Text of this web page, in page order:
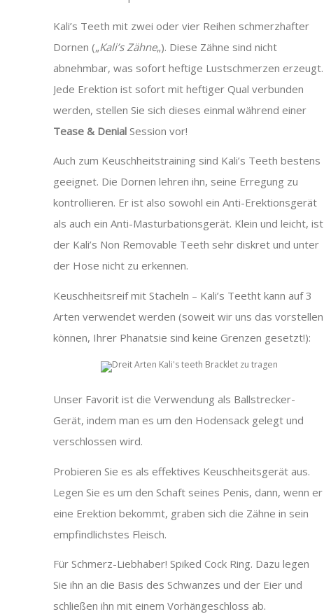
Kali’s Teeth mit zwei oder vier Reihen schmerzhafter
Dornen („Kali’s Zähne„). Diese Zähne sind nicht
abnehmbar, was sofort heftige Lustschmerzen erzeugt.
Jede Erektion ist sofort mit heftiger Qual verbunden
werden, stellen Sie sich dieses einmal während einer
Tease & DenialSession vor!
Auch zum Keuschheitstraining sind Kali’s Teeth bestens
geeignet. Die Dornen lehren ihn, seine Erregung zu
kontrollieren. Er ist also sowohl ein Anti-Erektionsgerät
als auch ein Anti-Masturbationsgerät. Klein und leicht, ist
der Kali’s Non Removable Teeth sehr diskret und unter
der Hose nicht zu erkennen.
Keuschheitsreif mit Stacheln – Kali’s Teetht kann auf 3
Arten verwendet werden (soweit wir uns das vorstellen
können, Ihrer Phanatsie sind keine Grenzen gesetzt!):
Unser Favorit ist die Verwendung als Ballstrecker-
Gerät, indem man es um den Hodensack gelegt und
verschlossen wird.
Probieren Sie es als effektives Keuschheitsgerät aus.
Legen Sie es um den Schaft seines Penis, dann, wenn er
eine Erektion bekommt, graben sich die Zähne in sein
empfindlichstes Fleisch.
Für Schmerz-Liebhaber! Spiked Cock Ring. Dazu legen
Sie ihn an die Basis des Schwanzes und der Eier und
schließen ihn mit einem Vorhängeschloss ab.